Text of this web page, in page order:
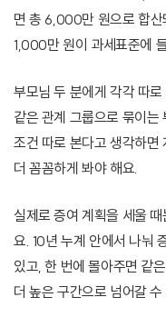
면 총 6,000만 원으로 합
1,000만 원이 과세표준에
부모님 두 분에게 각각 따
같은 관계 그룹으로 묶이는
조건 따로 본다고 생각하면
더 꼼꼼하게 봐야 해요.
실제로 증여 계획을 세울
요. 10년 누계 안에서 나눠
있고, 한 번에 몰아주면 같
더 높은 구간으로 넘어갈 수